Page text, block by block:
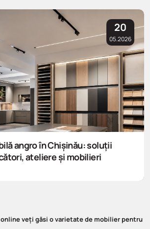
20
05.2026
angro în Chișinău: soluții
ateliere și mobilieri
veți găsi o varietate de mobilier pentru